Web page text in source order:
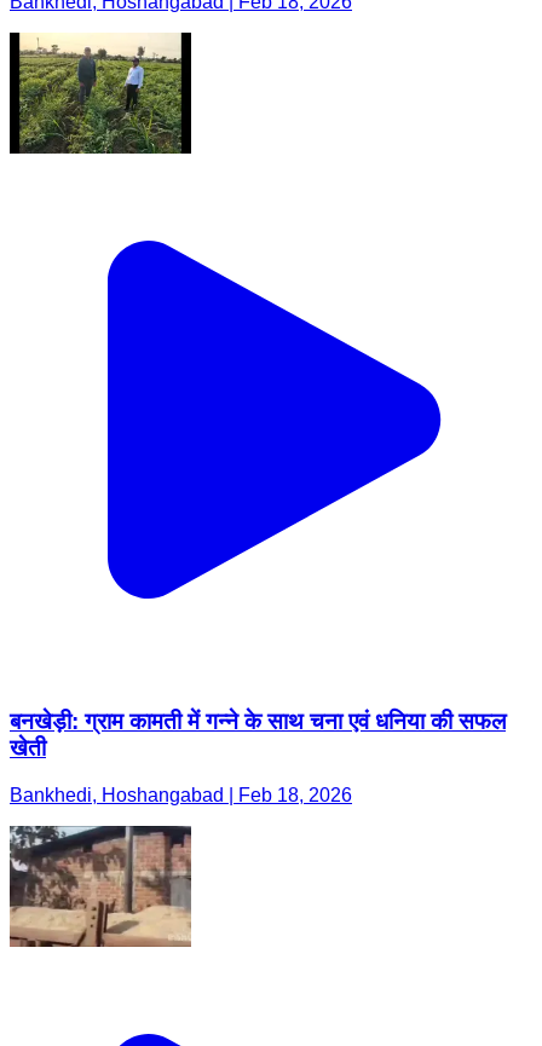
बनखेड़ी: ग्राम कामती में गन्ने के साथ चना एवं धनिया की सफल
खेती
Bankhedi, Hoshangabad | Feb 18, 2026